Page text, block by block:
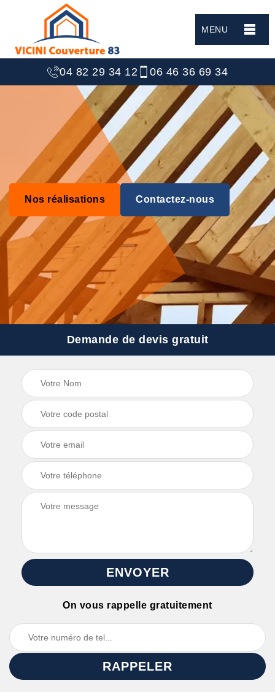
MENU
04 82 29 34 12 06 46 36 69 34
Nos réalisations Contactez-nous
Demande de devis gratuit
On vous rappelle gratuitement